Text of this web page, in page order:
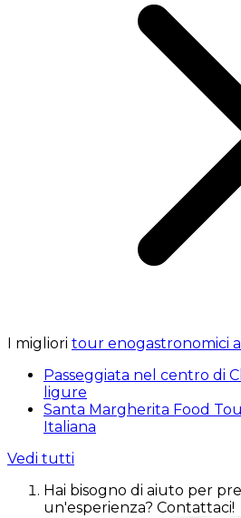
I migliori tour enogastronomici
Passeggiata nel centro di
ligure
Santa Margherita Food
Italiana
Vedi tutti
Hai bisogno di aiuto per
un'esperienza? Contattaci!